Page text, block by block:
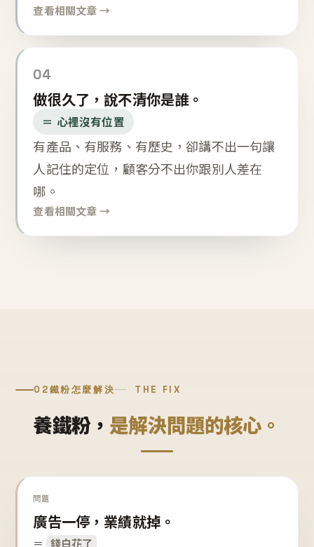
查看相關文章 →
04
做很久了，說不清你是誰。
＝ 心裡沒有位置
有產品、有服務、有歷史，卻講不出一句讓
人記住的定位，顧客分不出你跟別人差在
哪。
查看相關文章 →
02鐵粉怎麼解決 THE FIX
養鐵粉， 是解決問題的核心。
問題
廣告一停，業績就掉。
＝ 錢白花了